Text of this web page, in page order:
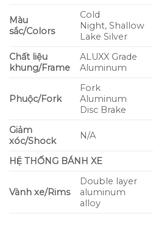
Màu
sắc/Colors
Cold
Night, Shallow
Lake Silver
Chất liệu
khung/Frame
ALUXX Grade
Aluminum
Phuộc/Fork
Fork
Aluminum
Disc Brake
Giảm
xóc/Shock
N/A
HỆ THỐNG BÁNH XE
Vành xe/Rims
Double layer
aluminum
alloy